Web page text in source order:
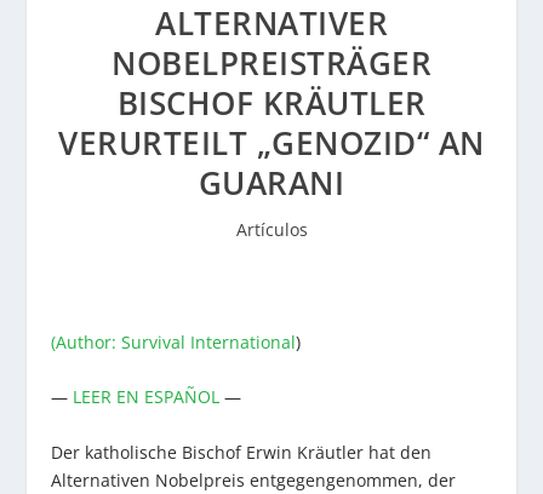
ALTERNATIVER
NOBELPREISTRÄGER
BISCHOF KRÄUTLER
VERURTEILT „GENOZID“ AN
GUARANI
Artículos
(Author: Survival International)
— LEER EN ESPAÑOL —
Der katholische Bischof Erwin Kräutler hat den
Alternativen Nobelpreis entgegengenommen, der